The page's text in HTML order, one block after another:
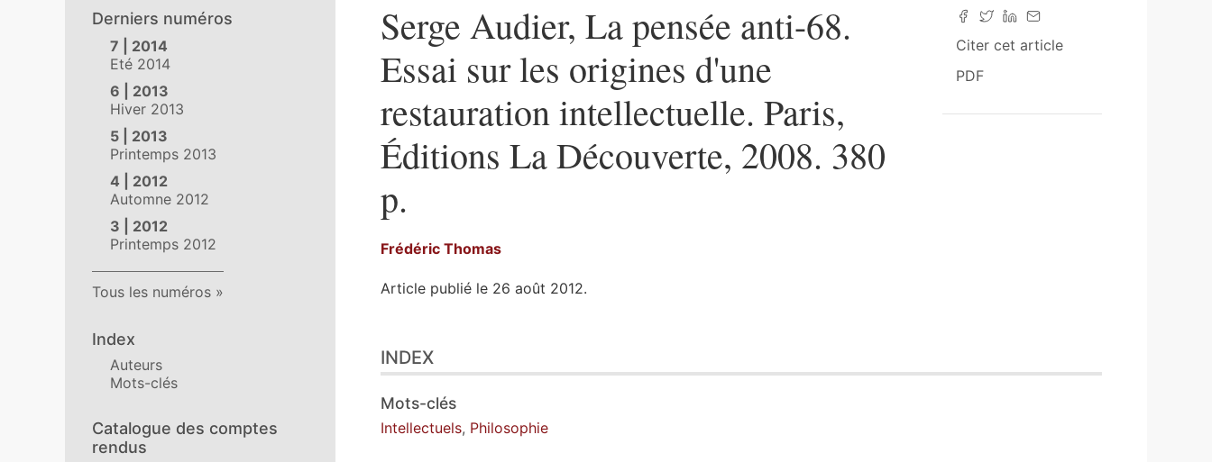
Derniers numéros
7 | 2014
Eté 2014
6 | 2013
Hiver 2013
5 | 2013
Printemps 2013
4 | 2012
Automne 2012
3 | 2012
Printemps 2012
Tous les numéros
Index
Auteurs
Mots-clés
Catalogue des comptes
rendus
Citer cet article
PDF
Serge Audier, La pensée anti-68.
Essai sur les origines d'une
restauration intellectuelle. Paris,
Éditions La Découverte, 2008. 380
p.
Frédéric Thomas
Article publié le 26 août 2012.
Texte
Illustrations
Citer cet article
Auteur
INDEX
Mots-clés
Intellectuels, Philosophie